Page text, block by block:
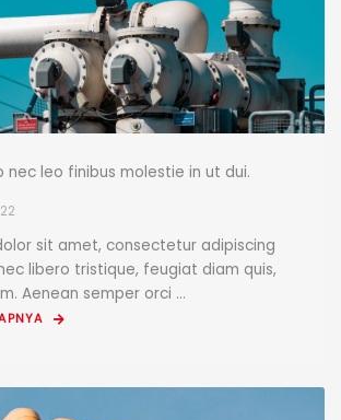
nec leo finibus molestie in ut dui.
sit amet, consectetur adipiscing
libero tristique, feugiat diam quis,
Aenean semper orci ...